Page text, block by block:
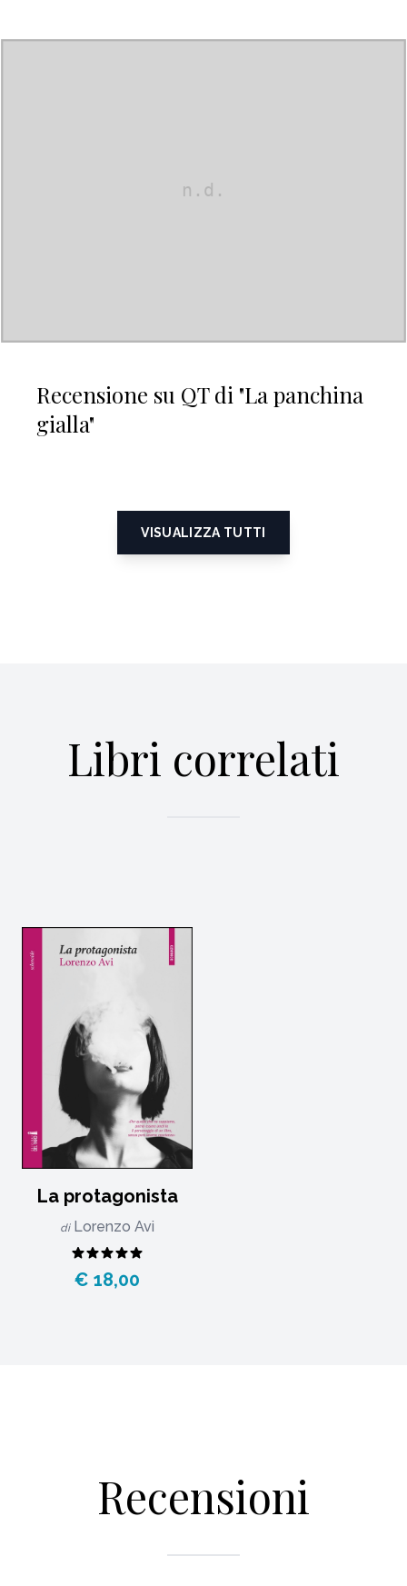
Recensione su QT di "La panchina
gialla"
VISUALIZZA TUTTI
Libri correlati
La protagonista
di Lorenzo Avi
€ 18,00
Recensioni